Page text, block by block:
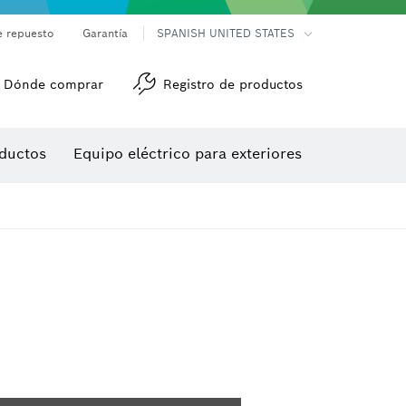
repuesto Garantía SPANISH UNITED STATES
Dónde comprar Registro de productos
Equipo eléctrico para exteriores